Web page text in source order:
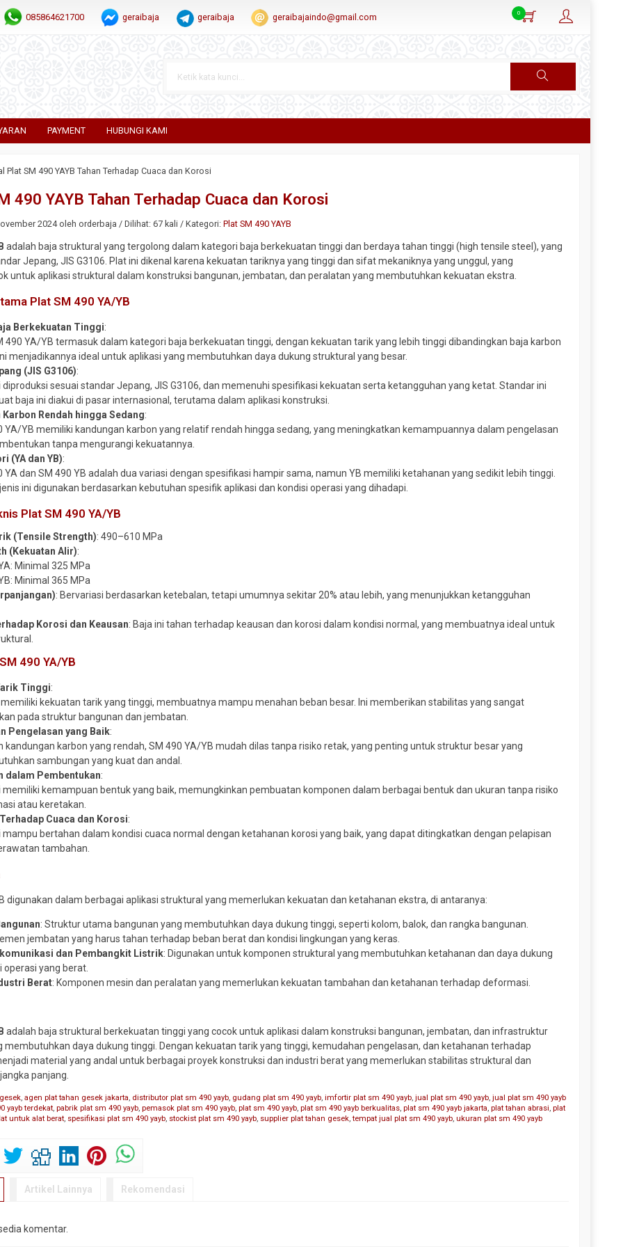
085864621700 geraibaja geraibaja geraibajaindo@gmail.com 0
PAYMENT HUBUNGI KAMI
Plat SM 490 YAYB Tahan Terhadap Cuaca dan Korosi
490 YAYB Tahan Terhadap Cuaca dan Korosi
2024 oleh orderbaja / Dilihat: 67 kali / Kategori:Plat SM 490 YAYB
adalah baja struktural yang tergolong dalam kategori baja berkekuatan tinggi dan berdaya tahan tinggi (high tensile steel), yang
Jepang, JIS G3106. Plat ini dikenal karena kekuatan tariknya yang tinggi dan sifat mekaniknya yang unggul, yang
untuk aplikasi struktural dalam konstruksi bangunan, jembatan, dan peralatan yang membutuhkan kekuatan ekstra.
Plat SM 490 YA/YB
Berkekuatan Tinggi:
490 YA/YB termasuk dalam kategori baja berkekuatan tinggi, dengan kekuatan tarik yang lebih tinggi dibandingkan baja karbon
menjadikannya ideal untuk aplikasi yang membutuhkan daya dukung struktural yang besar.
(JIS G3106):
diproduksi sesuai standar Jepang, JIS G3106, dan memenuhi spesifikasi kekuatan serta ketangguhan yang ketat. Standar ini
baja ini diakui di pasar internasional, terutama dalam aplikasi konstruksi.
Karbon Rendah hingga Sedang:
YA/YB memiliki kandungan karbon yang relatif rendah hingga sedang, yang meningkatkan kemampuannya dalam pengelasan
tanpa mengurangi kekuatannya.
(YA dan YB):
YA dan SM 490 YB adalah dua variasi dengan spesifikasi hampir sama, namun YB memiliki ketahanan yang sedikit lebih tinggi.
ini digunakan berdasarkan kebutuhan spesifik aplikasi dan kondisi operasi yang dihadapi.
Plat SM 490 YA/YB
(Tensile Strength): 490–610 MPa
(Kekuatan Alir):
Minimal 325 MPa
Minimal 365 MPa
: Bervariasi berdasarkan ketebalan, tetapi umumnya sekitar 20% atau lebih, yang menunjukkan ketangguhan
Korosi dan Keausan: Baja ini tahan terhadap keausan dan korosi dalam kondisi normal, yang membuatnya ideal untuk
490 YA/YB
Tinggi:
memiliki kekuatan tarik yang tinggi, membuatnya mampu menahan beban besar. Ini memberikan stabilitas yang sangat
pada struktur bangunan dan jembatan.
Pengelasan yang Baik:
kandungan karbon yang rendah, SM 490 YA/YB mudah dilas tanpa risiko retak, yang penting untuk struktur besar yang
sambungan yang kuat dan andal.
dalam Pembentukan:
memiliki kemampuan bentuk yang baik, memungkinkan pembuatan komponen dalam berbagai bentuk dan ukuran tanpa risiko
atau keretakan.
Cuaca dan Korosi:
mampu bertahan dalam kondisi cuaca normal dengan ketahanan korosi yang baik, yang dapat ditingkatkan dengan pelapisan
tambahan.
digunakan dalam berbagai aplikasi struktural yang memerlukan kekuatan dan ketahanan ekstra, di antaranya:
: Struktur utama bangunan yang membutuhkan daya dukung tinggi, seperti kolom, balok, dan rangka bangunan.
jembatan yang harus tahan terhadap beban berat dan kondisi lingkungan yang keras.
dan Pembangkit Listrik: Digunakan untuk komponen struktural yang membutuhkan ketahanan dan daya dukung
operasi yang berat.
Berat: Komponen mesin dan peralatan yang memerlukan kekuatan tambahan dan ketahanan terhadap deformasi.
adalah baja struktural berkekuatan tinggi yang cocok untuk aplikasi dalam konstruksi bangunan, jembatan, dan infrastruktur
membutuhkan daya dukung tinggi. Dengan kekuatan tarik yang tinggi, kemudahan pengelasan, dan ketahanan terhadap
material yang andal untuk berbagai proyek konstruksi dan industri berat yang memerlukan stabilitas struktural dan
panjang.
,agen plat tahan gesek jakarta, distributor plat sm 490 yayb, gudang plat sm 490 yayb,imfortir plat sm 490 yayb,jual plat sm 490 yayb,jual plat sm 490 yayb
yayb terdekat,pabrik plat sm 490 yayb,pemasok plat sm 490 yayb,plat sm 490 yayb,plat sm 490 yayb berkualitas,plat sm 490 yayb jakarta,plat tahan abrasi,plat
untuk alat berat,spesifikasi plat sm 490 yayb,stockist plat sm 490 yayb,supplier plat tahan gesek,tempat jual plat sm 490 yayb,ukuran plat sm 490 yayb
Artikel Lainnya Rekomendasi
komentar.